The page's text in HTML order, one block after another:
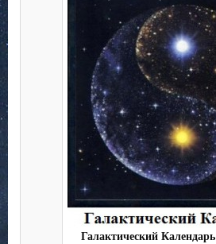
Галактический